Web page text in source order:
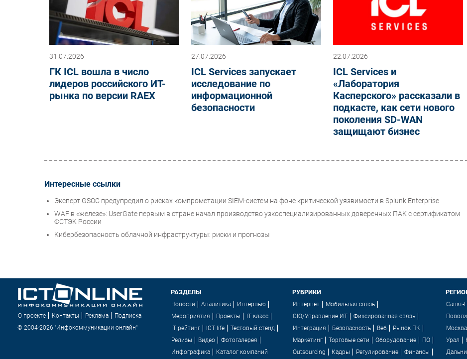
31.07.2026
ГК ICL вошла в число
лидеров российского ИТ-
рынка по версии RAEX
27.07.2026
ICL Services запускает
исследование по
информационной
безопасности
22.07.2026
ICL Services и
«Лаборатория
Касперского» рассказали в
подкасте, как сети нового
поколения SD-WAN
защищают бизнес
Интересные ссылки
Эксперт GSOC предупредил о рисках компрометации SIEM-систем на фоне критической уязвимости в Splunk Enterprise
WAF в «железе»: UserGate первым в стране начал производство узкоспециализированных доверенных ПАК с сертификатом
ФСТЭК России
Кибербезопасность облачной инфраструктуры: риски и прогнозы
О проекте Контакты Реклама
Подписка
© 2004-2026 "Инфокоммуникации онлайн"
РАЗДЕЛЫ
Новости Аналитика
Интервью
Мероприятия
Проекты
IT класс
IT рейтинг
ICT life
Тестовый стенд
Релизы
Видео
Фотогалерея
Инфографика
Каталог компаний
РУБРИКИ
Интернет
Мобильная связь
CIO/Управление ИТ
Фиксированная связь
Интеграция
Безопасность Веб
Рынок ПК
Маркетинг
Торговые сети Оборудование
ПО
Outsourcing
Кадры Регулирование Финансы
Санкт-
Москва
Урал